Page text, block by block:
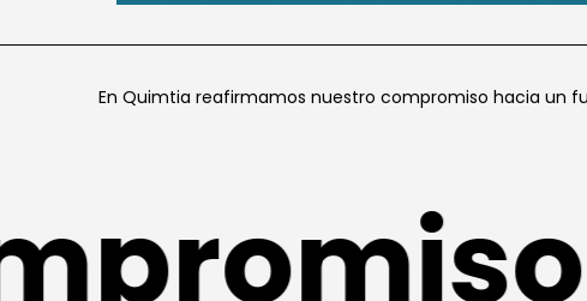
En Quimtia reafirmamos nuestro compromiso hacia un